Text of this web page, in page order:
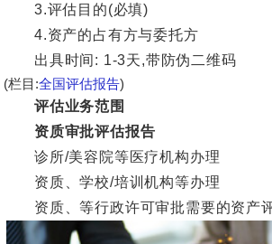
3.评估目的(必填)
4.资产的占有方与委托方
出具时间: 1-3天,带防伪二维码
(栏目:全国评估报告)
评估业务范围
资质审批评估报告
诊所/美容院等医疗机构办理
资质、学校/培训机构等办理
资质、等行政许可审批需要的资产